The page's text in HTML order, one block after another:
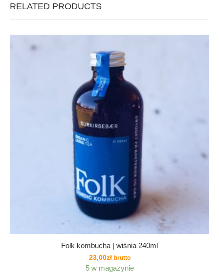
RELATED PRODUCTS
Folk kombucha | wiśnia 240ml
23,00zł brutto
5 w magazynie